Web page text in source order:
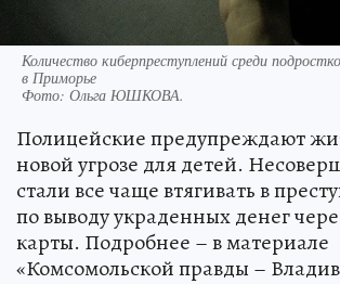
Количество киберпреступлений среди
в Приморье
Фото: Ольга ЮШКОВА.
Полицейские предупреждают
новой угрозе для детей.
стали все чаще втягивать в
по выводу украденных денег
карты. Подробнее – в материале
«Комсомольской правды –